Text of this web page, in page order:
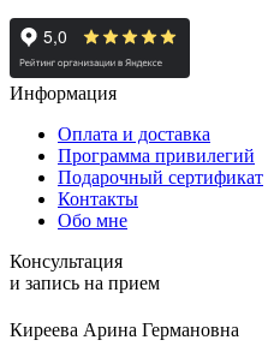
Информация
Оплата и доставка
Программа привилегий
Подарочный сертификат
Контакты
Обо мне
Консультация
и запись на прием
Киреева Арина Германовна